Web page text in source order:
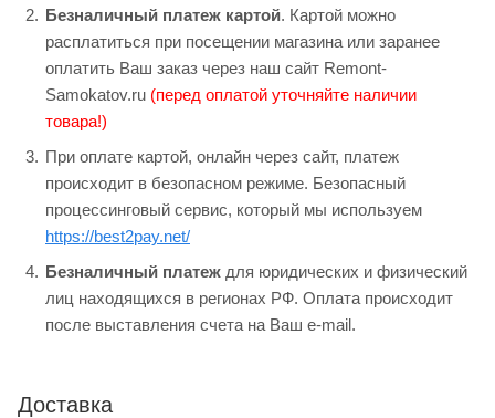
Безналичный платеж картой. Картой можно
расплатиться при посещении магазина или заранее
оплатить Ваш заказ через наш сайт Remont-
Samokatov.ru (перед оплатой уточняйте наличии
товара!)
При оплате картой, онлайн через сайт, платеж
происходит в безопасном режиме. Безопасный
процессинговый сервис, который мы используем
https://best2pay.net/
Безналичный платеж для юридических и физический
лиц находящихся в регионах РФ. Оплата происходит
после выставления счета на Ваш e-mail.
Доставка